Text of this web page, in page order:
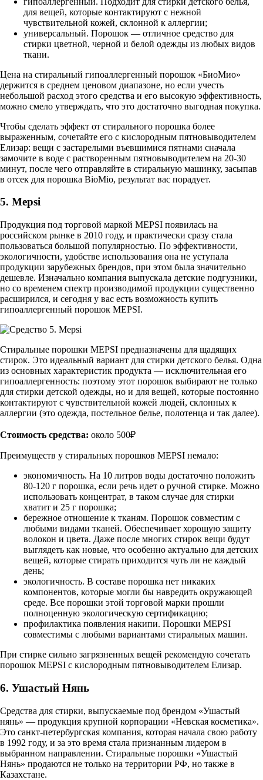
для вещей, которые контактируют с нежной
чувствительной кожей, склонной к аллергии;
универсальный. Порошок — отличное средство для
стирки цветной, черной и белой одежды из любых видов
ткани.
Цена на стиральный гипоаллергенный порошок «БиоМио»
держится в среднем ценовом диапазоне, но если учесть
небольшой расход этого средства и его высокую эффективность,
можно смело утверждать, что это достаточно выгодная покупка.
Чтобы сделать эффект от стирального порошка более
выраженным, сочетайте его с кислородным пятновыводителем
Елизар: вещи с застарелыми въевшимися пятнами сначала
замочите в воде с растворенным пятновыводителем на 20-30
минут, после чего отправляйте в стиральную машинку, засыпав
в отсек для порошка BioMio, результат вас порадует.
5. Mepsi
Продукция под торговой маркой MEPSI появилась на
российском рынке в 2010 году, и практически сразу стала
пользоваться большой популярностью. По эффективности,
экологичности, удобстве использования она не уступала
продукции зарубежных брендов, при этом была значительно
дешевле. Изначально компания выпускала детские подгузники,
но со временем спектр производимой продукции существенно
расширился, и сегодня у вас есть возможность купить
гипоаллергенный порошок MEPSI.
Стиральные порошки MEPSI предназначены для щадящих
стирок. Это идеальный вариант для стирки детского белья. Одна
из основных характеристик продукта — исключительная его
гипоаллергенность: поэтому этот порошок выбирают не только
для стирки детской одежды, но и для вещей, которые постоянно
контактируют с чувствительной кожей людей, склонных к
аллергии (это одежда, постельное белье, полотенца и так далее).
Стоимость средства: около 500₽
Преимуществ у стиральных порошков MEPSI немало:
экономичность. На 10 литров воды достаточно положить
80-120 г порошка, если речь идет о ручной стирке. Можно
использовать концентрат, в таком случае для стирки
хватит и 25 г порошка;
бережное отношение к тканям. Порошок совместим с
любыми видами тканей. Обеспечивает хорошую защиту
волокон и цвета. Даже после многих стирок вещи будут
выглядеть как новые, что особенно актуально для детских
вещей, которые стирать приходится чуть ли не каждый
день;
экологичность. В составе порошка нет никаких
компонентов, которые могли бы навредить окружающей
среде. Все порошки этой торговой марки прошли
полноценную экологическую сертификацию;
профилактика появления накипи. Порошки MEPSI
совместимы с любыми вариантами стиральных машин.
При стирке сильно загрязненных вещей рекомендую сочетать
порошок MEPSI с кислородным пятновыводителем Елизар.
6. Ушастый Нянь
Средства для стирки, выпускаемые под брендом «Ушастый
нянь» — продукция крупной корпорации «Невская косметика».
Это санкт-петербургская компания, которая начала свою работу
в 1992 году, и за это время стала признанным лидером в
выбранном направлении. Стиральные порошки «Ушастый
Нянь» продаются не только на территории РФ, но также в
Казахстане.